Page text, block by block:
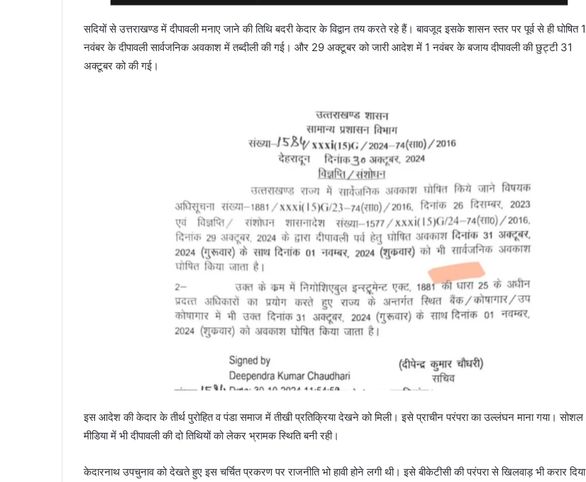
सदियों से उत्तराखण्ड में दीपावली मनाए जाने की तिथि बदरी केदार के विद्वान तय करते रहे हैं। बावजूद इसके शासन स्तर पर पूर्व से ही घोषित 1
नवंबर के दीपावली सार्वजनिक अवकाश में तब्दीली की गई। और 29 अक्टूबर को जारी आदेश में 1 नवंबर के बजाय दीपावली की छुट्टी 31
अक्टूबर को की गई।
इस आदेश की केदार के तीर्थ पुरोहित व पंडा समाज में तीखी प्रतिक्रिया देखने को मिली। इसे प्राचीन परंपरा का उल्लंघन माना गया। सोशल
मीडिया में भी दीपावली की दो तिथियों को लेकर भ्रामक स्थिति बनी रही।
केदारनाथ उपचुनाव को देखते हुए इस चर्चित प्रकरण पर राजनीति भो हावी होने लगी थी। इसे बीकेटीसी की परंपरा से खिलवाड़ भी करार दिया